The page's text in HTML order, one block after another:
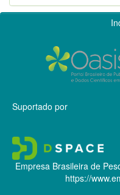
Suportado por
Empresa Brasileira de
https://